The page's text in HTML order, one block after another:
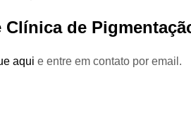
Clínica de
aqui e entre em contato por email.